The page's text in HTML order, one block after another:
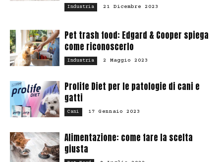
Industria 21 Dicembre 2023
Pet trash food: Edgard & Cooper spiega
come riconoscerlo
Industria 2 Maggio 2023
Prolife Diet per le patologie di cani e
gatti
Cani 17 Gennaio 2023
Alimentazione: come fare la scelta
giusta